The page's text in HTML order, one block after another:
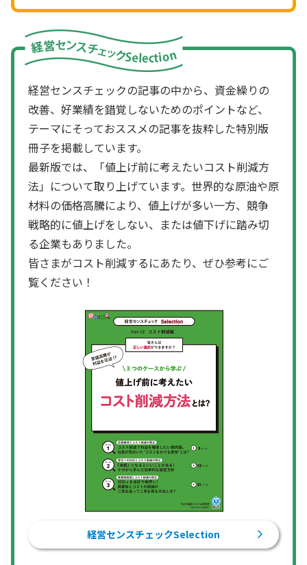
経営センスチェックの記事の中から、資金繰りの
改善、好業績を錯覚しないためのポイントなど、
テーマにそっておススメの記事を抜粋した特別版
冊子を掲載しています。
最新版では、「値上げ前に考えたいコスト削減方
法」について取り上げています。世界的な原油や原
材料の価格高騰により、値上げが多い一方、競争
戦略的に値上げをしない、または値下げに踏み切
る企業もありました。
皆さまがコスト削減するにあたり、ぜひ参考にご
覧ください！
経営センスチェックSelection